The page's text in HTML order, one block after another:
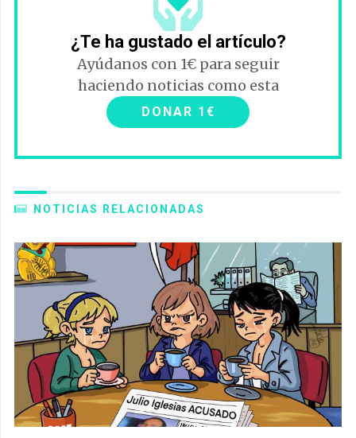
¿Te ha gustado el artículo?
Ayúdanos con 1€ para seguir
haciendo noticias como esta
DONAR 1€
NOTICIAS RELACIONADAS